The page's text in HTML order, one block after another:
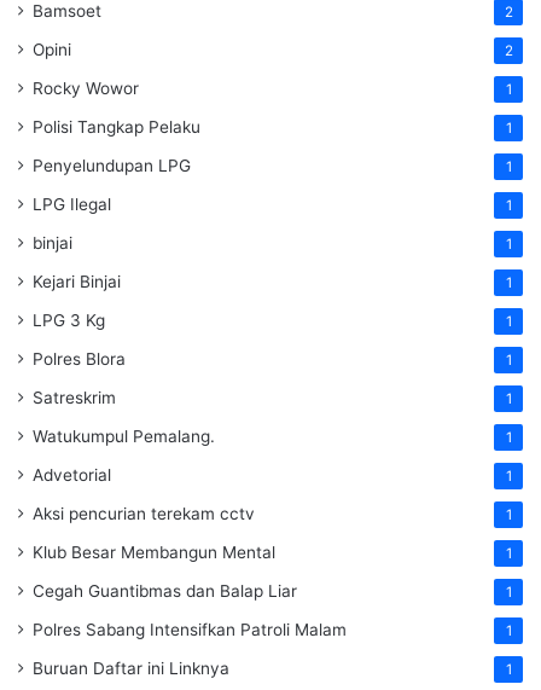
Bamsoet 2
Opini 2
Rocky Wowor 1
Polisi Tangkap Pelaku 1
Penyelundupan LPG 1
LPG Ilegal 1
binjai 1
Kejari Binjai 1
LPG 3 Kg 1
Polres Blora 1
Satreskrim 1
Watukumpul Pemalang. 1
Advetorial 1
Aksi pencurian terekam cctv 1
Klub Besar Membangun Mental 1
Cegah Guantibmas dan Balap Liar 1
Polres Sabang Intensifkan Patroli Malam 1
Buruan Daftar ini Linknya 1